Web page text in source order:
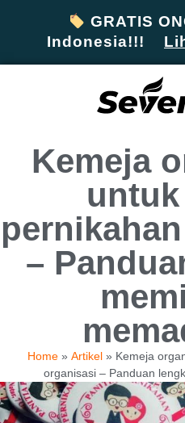
GRATIS
Indonesia!!!
Kemeja
untuk
–
Home » Artikel » Kemeja
organisasi – Panduan